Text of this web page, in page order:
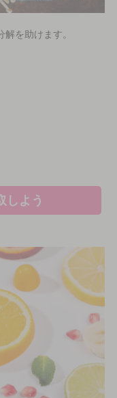
解を助けます。
しよう